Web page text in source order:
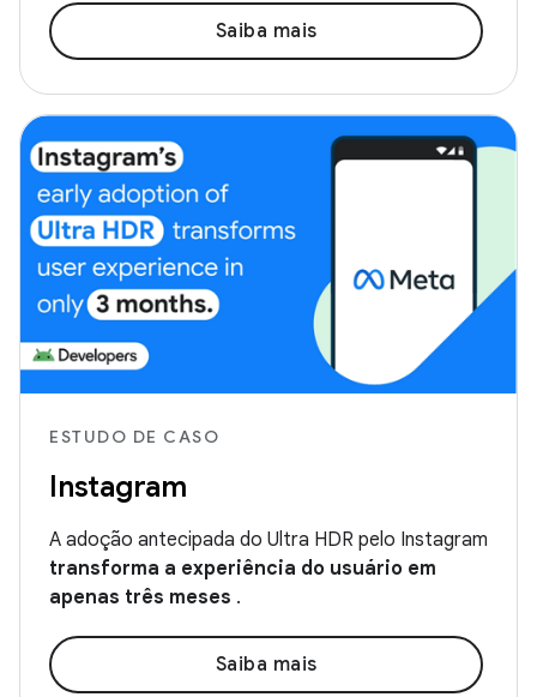
Saiba mais
ESTUDO DE CASO
Instagram
A adoção antecipada do Ultra HDR pelo Instagram
transforma a experiência do usuário em
apenas três meses .
Saiba mais